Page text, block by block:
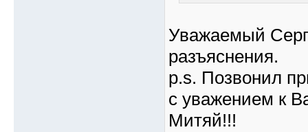
Уважаемый
разъяснения.
p.s. Позвонил
с уважением к
Митяй!!!